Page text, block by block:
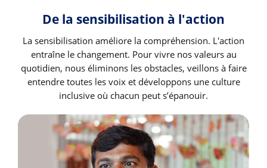
De la sensibilisation à l'action
La sensibilisation améliore la compréhension. L'action
entraîne le changement. Pour vivre nos valeurs au
quotidien, nous éliminons les obstacles, veillons à faire
entendre toutes les voix et développons une culture
inclusive où chacun peut s’épanouir.